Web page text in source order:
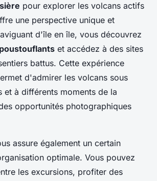
pour explorer les volcans actifs
une perspective unique et
d'île en île, vous découvrez
et accédez à des sites
battus. Cette expérience
d'admirer les volcans sous
et à différents moments de la
opportunités photographiques
assure également un certain
optimale. Vous pouvez
les excursions, profiter des